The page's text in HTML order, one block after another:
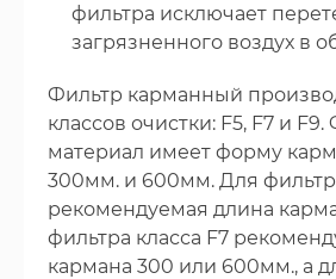
фильтра исключает
загрязненного воздух в
Фильтр карманный
классов очистки: F5, F7 и
материал имеет форму
300мм. и 600мм. Для
рекомендуемая длина
фильтра класса F7
кармана 300 или 600мм., а